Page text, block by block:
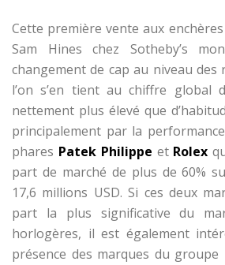
Cette première vente aux
Sam Hines chez Sotheby’s
changement de cap au niveau
l’on s’en tient au chiffre global
nettement plus élevé que
principalement par la
phares Patek Philippe et Rolex
part de marché de plus de 60%
17,6 millions USD. Si ces deux
part la plus significative du
horlogères, il est également
présence des marques du groupe